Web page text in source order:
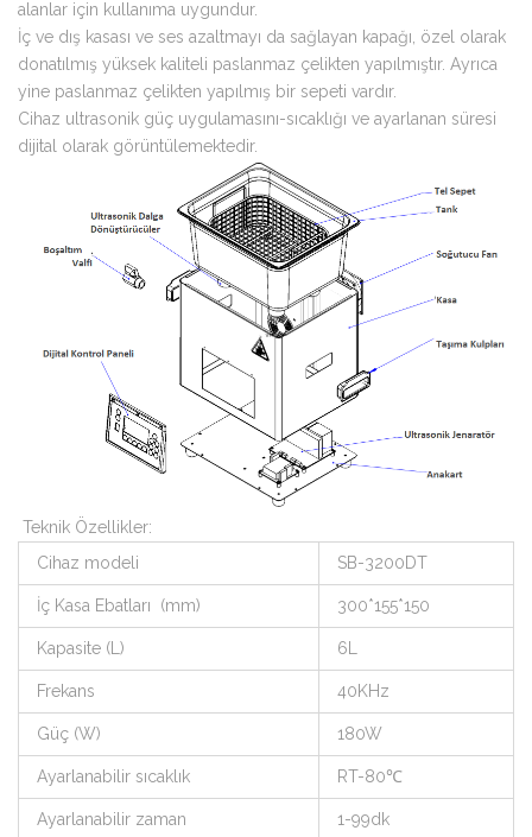
alanlar için kullanıma uygundur.
İç ve dış kasası ve ses azaltmayı da sağlayan kapağı, özel olarak
donatılmış yüksek kaliteli paslanmaz çelikten yapılmıştır. Ayrıca
yine paslanmaz çelikten yapılmış bir sepeti vardır.
Cihaz ultrasonik güç uygulamasını-sıcaklığı ve ayarlanan süresi
dijital olarak görüntülemektedir.
Teknik Özellikler:
Cihaz modeli
SB-3200DT
İç Kasa Ebatları (mm) 300*155*150
Kapasite (L) 6L
Frekans 40KHz
Güç (W) 180W
Ayarlanabilir sıcaklık RT-80℃
Ayarlanabilir zaman 1-99dk